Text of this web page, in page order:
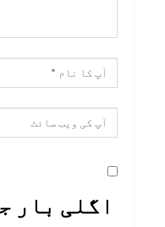
اگلی بار